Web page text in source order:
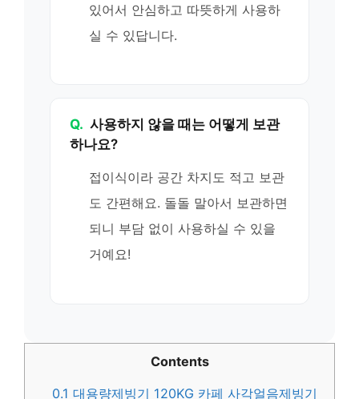
있어서 안심하고 따뜻하게 사용하
실 수 있답니다.
Q. 사용하지 않을 때는 어떻게 보관
하나요?
접이식이라 공간 차지도 적고 보관
도 간편해요. 돌돌 말아서 보관하면
되니 부담 없이 사용하실 수 있을
거예요!
Contents
0.1 대용량제빙기 120KG 카페 사각얼음제빙기